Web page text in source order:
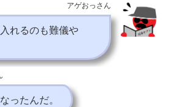
アゲおっさん
れるのも難儀や
ったんだ。